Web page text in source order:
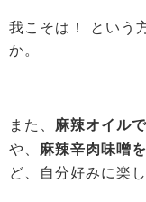
我こそは！ という
か。
また、 麻辣オイル
や、 麻辣辛肉味噌
ど、自分好みに楽